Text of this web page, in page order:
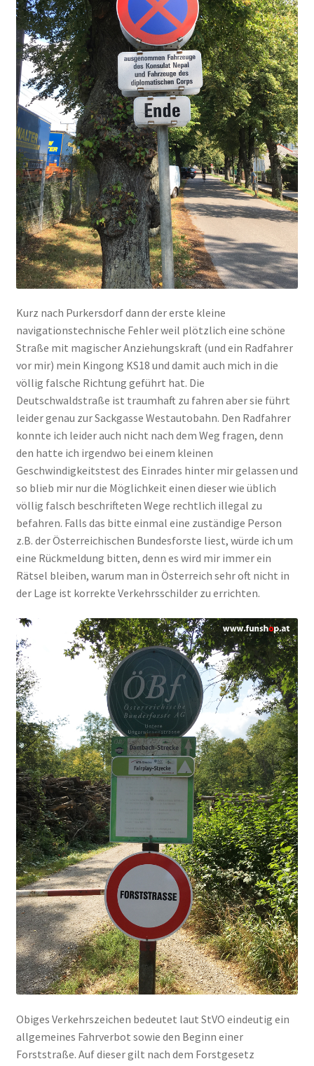
Kurz nach Purkersdorf dann der erste kleine
navigationstechnische Fehler weil plötzlich eine schöne
Straße mit magischer Anziehungskraft (und ein Radfahrer
vor mir) mein Kingong KS18 und damit auch mich in die
völlig falsche Richtung geführt hat. Die
Deutschwaldstraße ist traumhaft zu fahren aber sie führt
leider genau zur Sackgasse Westautobahn. Den Radfahrer
konnte ich leider auch nicht nach dem Weg fragen, denn
den hatte ich irgendwo bei einem kleinen
Geschwindigkeitstest des Einrades hinter mir gelassen und
so blieb mir nur die Möglichkeit einen dieser wie üblich
völlig falsch beschrifteten Wege rechtlich illegal zu
befahren. Falls das bitte einmal eine zuständige Person
z.B. der Österreichischen Bundesforste liest, würde ich um
eine Rückmeldung bitten, denn es wird mir immer ein
Rätsel bleiben, warum man in Österreich sehr oft nicht in
der Lage ist korrekte Verkehrsschilder zu errichten.
Obiges Verkehrszeichen bedeutet laut StVO eindeutig ein
allgemeines Fahrverbot sowie den Beginn einer
Forststraße. Auf dieser gilt nach dem Forstgesetz